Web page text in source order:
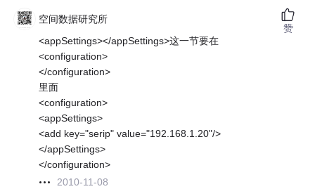
空间数据研究所
<appSettings></appSettings>这一节要在
<configuration>
</configuration>
里面
<configuration>
<appSettings>
<add key="serip" value="192.168.1.20"/>
</appSettings>
</configuration>
2010-11-08
赞